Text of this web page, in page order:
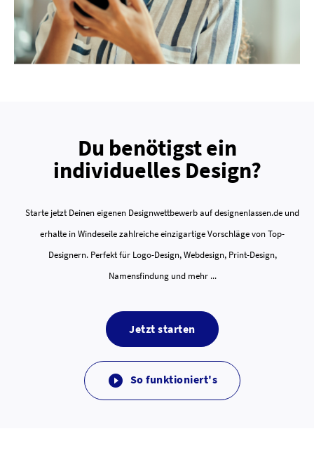
Du benötigst ein
individuelles Design?
Starte jetzt Deinen eigenen Designwettbewerb auf designenlassen.de und
erhalte in Windeseile zahlreiche einzigartige Vorschläge von Top-
Designern. Perfekt für Logo-Design, Webdesign, Print-Design,
Namensfindung und mehr ...
Jetzt starten
 So funktioniert's